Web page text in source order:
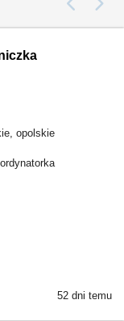
opolskie
52 dni temu